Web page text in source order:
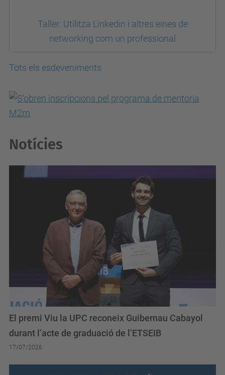
Taller: Utilitza Linkedin i altres eines de
networking com un professional
Tots els esdeveniments
Notícies
El premi Viu la UPC reconeix Guibernau Cabayol
durant l’acte de graduació de l’ETSEIB